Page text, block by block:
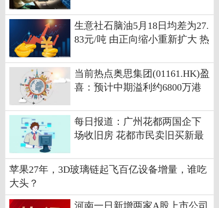
生意社石脑油5月18日均差为27.
83元/吨 由正向缩小重新扩大 热
当前热点奥思集团(01161.HK)盈
喜：预计中期溢利约6800万港
每日报道：广州花都两国企下
场收旧房 花都市民卖旧买新最
苹果27年，3D玻璃链起飞百亿设备增量，谁吃
大头？
河南一日新增两家A股上市公司